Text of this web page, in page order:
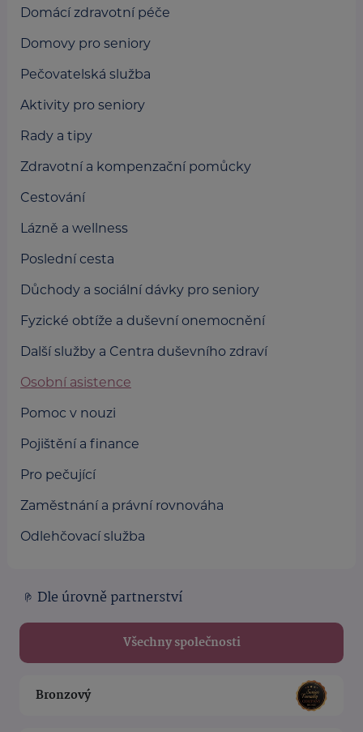
Domácí zdravotní péče
Domovy pro seniory
Pečovatelská služba
Aktivity pro seniory
Rady a tipy
Zdravotní a kompenzační pomůcky
Cestování
Lázně a wellness
Poslední cesta
Důchody a sociální dávky pro seniory
Fyzické obtíže a duševní onemocnění
Další služby a Centra duševního zdraví
Osobní asistence
Pomoc v nouzi
Pojištění a finance
Pro pečující
Zaměstnání a právní rovnováha
Odlehčovací služba
Dle úrovně partnerství
Všechny společnosti
Bronzový